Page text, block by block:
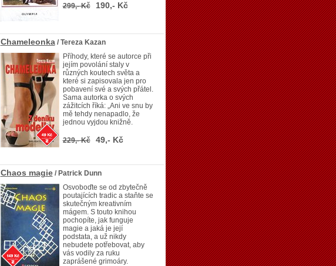
299,- Kč 190,- Kč
Chameleonka/ Tereza Kazan
Příhody, které se autorce při
jejím povolání staly v
různých koutech světa a
které si zapisovala jen pro
pobavení své a svých přátel.
Sama autorka o svých
zážitcích říká: „Ani ve snu by
mě tehdy nenapadlo, že
jednou vyjdou knižně.
229,- Kč 49,- Kč
Chaos magie/ Patrick Dunn
Osvoboďte se od zbytečně
poutajících tradic a staňte se
skutečným kreativním
mágem. S touto knihou
pochopíte, jak funguje
magie a jaká je její
podstata, a už nikdy
nebudete potřebovat, aby
vás vodily za ruku
zaprášené grimoáry.